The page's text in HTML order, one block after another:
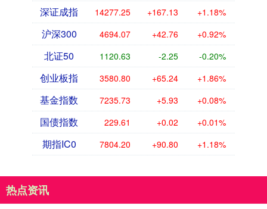
深证成指 14277.25 +167.13 +1.18%
沪深300 4694.07 +42.76 +0.92%
北证50 1120.63 -2.25 -0.20%
创业板指 3580.80 +65.24 +1.86%
基金指数 7235.73 +5.93 +0.08%
国债指数 229.61 +0.02 +0.01%
期指IC0 7804.20 +90.80 +1.18%
热点资讯